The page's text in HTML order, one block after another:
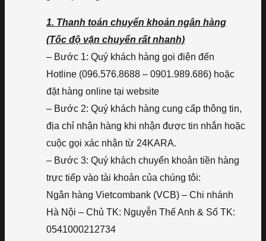
1. Thanh toán chuyển khoản ngân hàng
(Tốc độ vận chuyển rất nhanh)
– Bước 1: Quý khách hàng gọi điện đến
Hotline (096.576.8688 – 0901.989.686) hoặc
đặt hàng online tại website
– Bước 2: Quý khách hàng cung cấp thông tin,
địa chỉ nhận hàng khi nhận được tin nhắn hoặc
cuộc gọi xác nhận từ 24KARA.
– Bước 3: Quý khách chuyển khoản tiền hàng
trực tiếp vào tài khoản của chúng tôi:
Ngân hàng Vietcombank (VCB) – Chi nhánh
Hà Nội – Chủ TK: Nguyễn Thế Anh & Số TK:
0541000212734